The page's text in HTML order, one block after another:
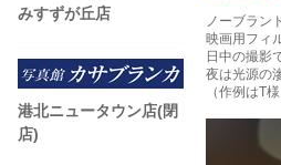
ノーブラン
映画用フィ
日中の撮影
夜は光源の
（作例はT
みすずが丘店
港北ニュータウン店(閉
店)